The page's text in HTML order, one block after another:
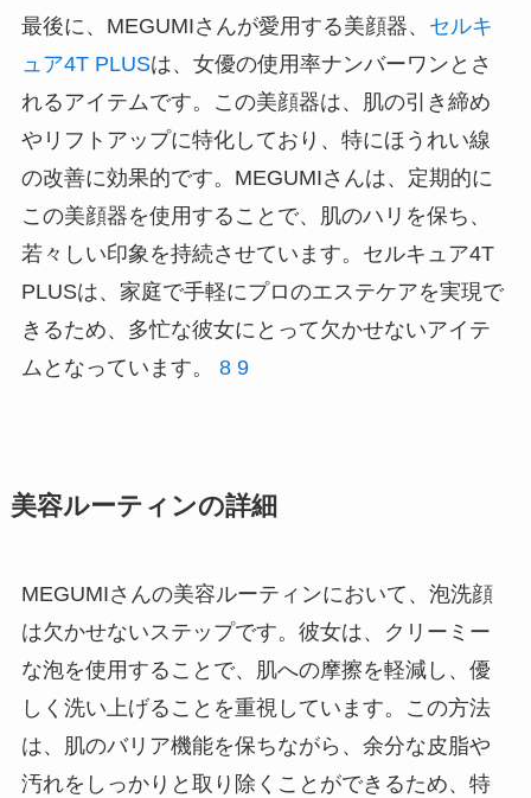
最後に、MEGUMIさんが愛用する美顔器、 セルキ
ュア4T PLUSは、女優の使用率ナンバーワンとさ
れるアイテムです。この美顔器は、肌の引き締め
やリフトアップに特化しており、特にほうれい線
の改善に効果的です。MEGUMIさんは、定期的に
この美顔器を使用することで、肌のハリを保ち、
若々しい印象を持続させています。セルキュア4T
PLUSは、家庭で手軽にプロのエステケアを実現で
きるため、多忙な彼女にとって欠かせないアイテ
ムとなっています。 8 9
美容ルーティンの詳細
MEGUMIさんの美容ルーティンにおいて、泡洗顔
は欠かせないステップです。彼女は、クリーミー
な泡を使用することで、肌への摩擦を軽減し、優
しく洗い上げることを重視しています。この方法
は、肌のバリア機能を保ちながら、余分な皮脂や
汚れをしっかりと取り除くことができるため、特